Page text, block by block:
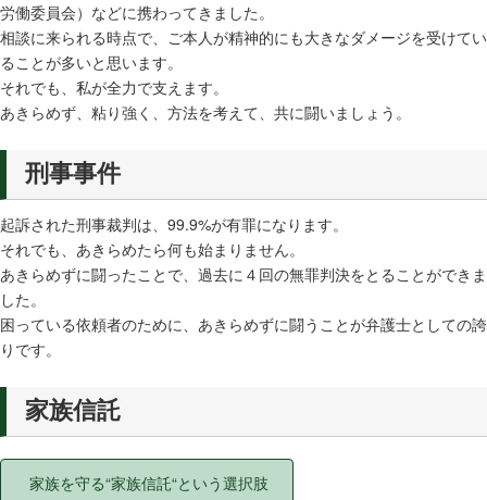
労働委員会）などに携わってきました。
相談に来られる時点で、ご本人が精神的にも大きなダメージを受けてい
ることが多いと思います。
それでも、私が全力で支えます。
あきらめず、粘り強く、方法を考えて、共に闘いましょう。
刑事事件
起訴された刑事裁判は、99.9%が有罪になります。
それでも、あきらめたら何も始まりません。
あきらめずに闘ったことで、過去に４回の無罪判決をとることができま
した。
困っている依頼者のために、あきらめずに闘うことが弁護士としての誇
りです。
家族信託
家族を守る“家族信託“という選択肢